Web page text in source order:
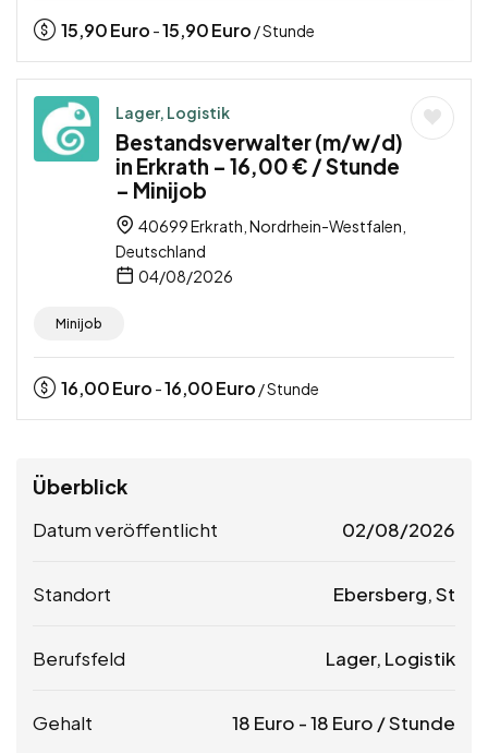
15,90Euro -15,90Euro / Stunde
Lager, Logistik
Bestandsverwalter (m/w/d)
in Erkrath – 16,00 € / Stunde
– Minijob
40699 Erkrath, Nordrhein-Westfalen,
Deutschland
04/08/2026
Minijob
16,00Euro -16,00Euro / Stunde
Überblick
Datum veröffentlicht 02/08/2026
Standort Ebersberg, St
Berufsfeld Lager, Logistik
Gehalt 18 Euro -18 Euro / Stunde